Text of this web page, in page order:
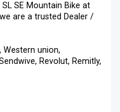
SE Mountain Bike at
are a trusted Dealer /
Western union,
Revolut, Remitly,